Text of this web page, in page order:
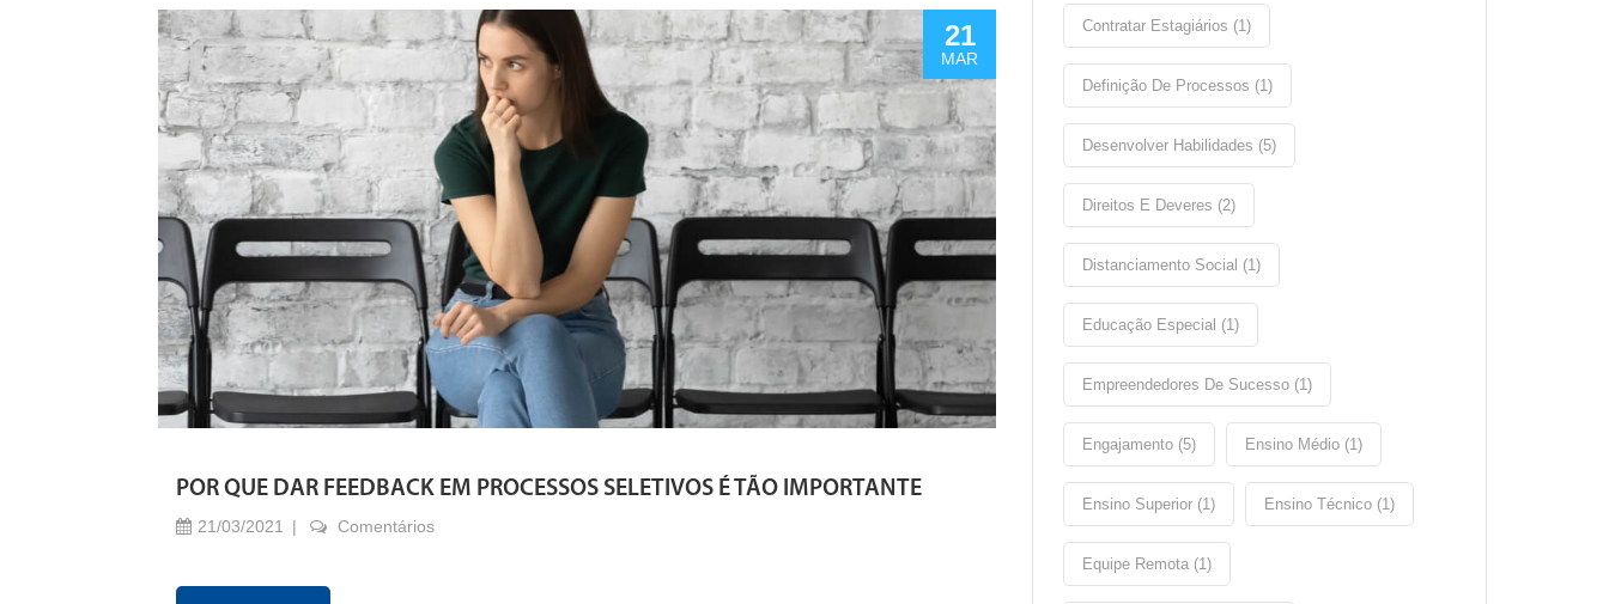
21
MAR
POR QUE DAR FEEDBACK EM PROCESSOS SELETIVOS É TÃO IMPORTANTE
21/03/2021 Comentários
Contratar Estagiários (1)
Definição De Processos (1)
Desenvolver Habilidades (5)
Direitos E Deveres (2)
Distanciamento Social (1)
Educação Especial (1)
Empreendedores De Sucesso (1)
Engajamento (5) Ensino Médio (1)
Ensino Superior (1) Ensino Técnico (1)
Equipe Remota (1)